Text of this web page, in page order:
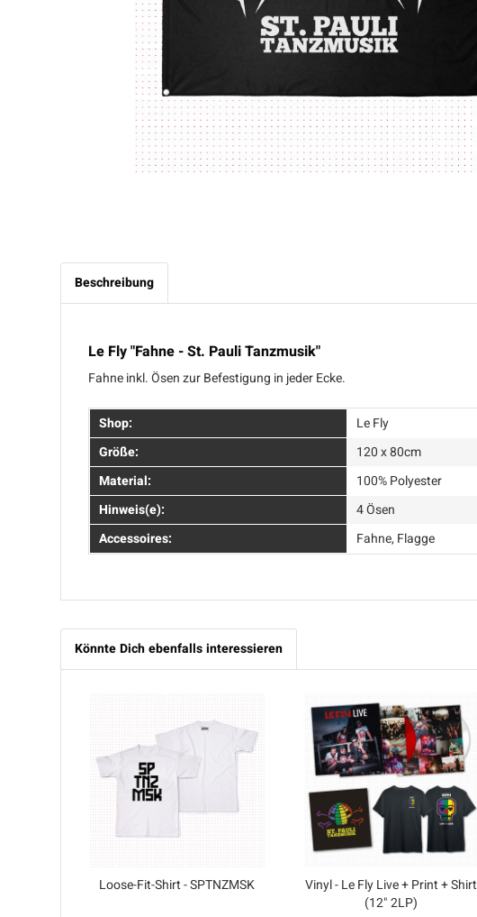
Beschreibung
Le Fly "Fahne - St. Pauli Tanzmusik"
Fahne inkl. Ösen zur Befestigung in jeder Ecke.
Shop:
Le Fly
Größe:
120 x 80cm
Material:
100% Polyester
Hinweis(e):
4 Ösen
Accessoires:
Fahne, Flagge
Könnte Dich ebenfalls interessieren
Loose-Fit-Shirt - SPTNZMSK
Vinyl - Le Fly Live + Print + Shirt
(12" 2LP)